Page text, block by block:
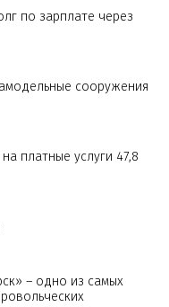
по зарплате через
сооружения
платные услуги 47,8
– одно из самых